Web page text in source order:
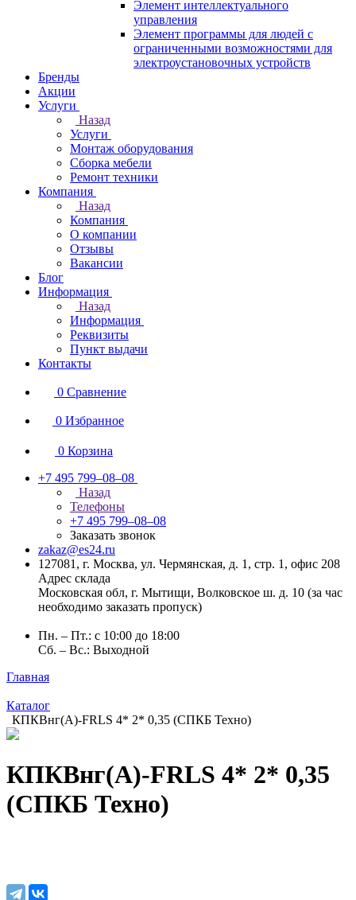
Элемент интеллектуального
управления
Элемент программы для людей с
ограниченными возможностями для
электроустановочных устройств
Бренды
Акции
Услуги
Назад
Услуги
Монтаж оборудования
Сборка мебели
Ремонт техники
Компания
Назад
Компания
О компании
Отзывы
Вакансии
Блог
Информация
Назад
Информация
Реквизиты
Пункт выдачи
Контакты
0 Сравнение
0 Избранное
0 Корзина
+7 495 799–08–08
Назад
Телефоны
+7 495 799–08–08
Заказать звонок
zakaz@es24.ru
127081, г. Москва, ул. Чермянская, д. 1, стр. 1, офис 208
Адрес склада
Московская обл, г. Мытищи, Волковское ш. д. 10 (за час
необходимо заказать пропуск)
Пн. – Пт.: с 10:00 до 18:00
Сб. – Вс.: Выходной
Главная
Каталог
КПКВнг(А)-FRLS 4* 2* 0,35 (СПКБ Техно)
КПКВнг(А)-FRLS 4* 2* 0,35
(СПКБ Техно)